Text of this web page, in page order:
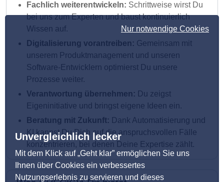
Nur notwendige Cookies
Unvergleichlich lecker
Mit dem Klick auf „Geht klar” ermöglichen Sie uns
Ihnen über Cookies ein verbessertes
Nutzungserlebnis zu servieren und dieses
Fachlich weiterentwickeln: Schrittweise wirst Du
bei uns zum Experten und baust kontinuierlich
Wissen auf.
Digitalisierung vorantreiben: Gemeinsam mit
unserem Produktmanagement und unseren
Software-Entwicklern optimierst Du unsere
Prozesse weiter.
Verantwortung übernehmen: Du zeigst
Eigeninitiative und bringst eigene Ideen ein.
Beratung mit Zukunft: Dank Automatisierung und
KI kannst Du Dich auf die anspruchsvollen Fälle
konzentrieren, bei denen Deine Expertise zählt.